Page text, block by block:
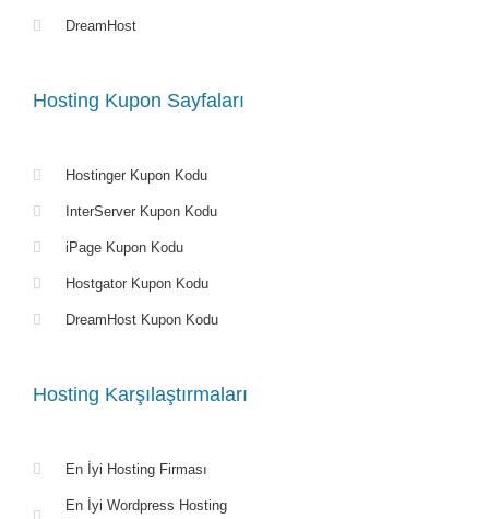
DreamHost
Hosting Kupon Sayfaları
Hostinger Kupon Kodu
InterServer Kupon Kodu
iPage Kupon Kodu
Hostgator Kupon Kodu
DreamHost Kupon Kodu
Hosting Karşılaştırmaları
En İyi Hosting Firması
En İyi Wordpress Hosting